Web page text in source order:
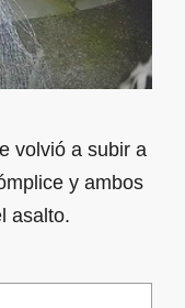
volvió a subir a
y ambos
asalto.